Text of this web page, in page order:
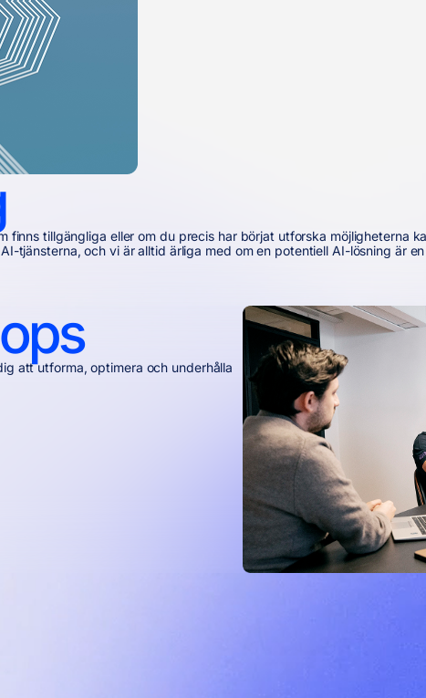
tillgängliga eller om du precis har börjat utforska möjligheterna
tjänsterna, och vi är alltid ärliga med om en potentiell AI-lösning är
att utforma, optimera och underhålla